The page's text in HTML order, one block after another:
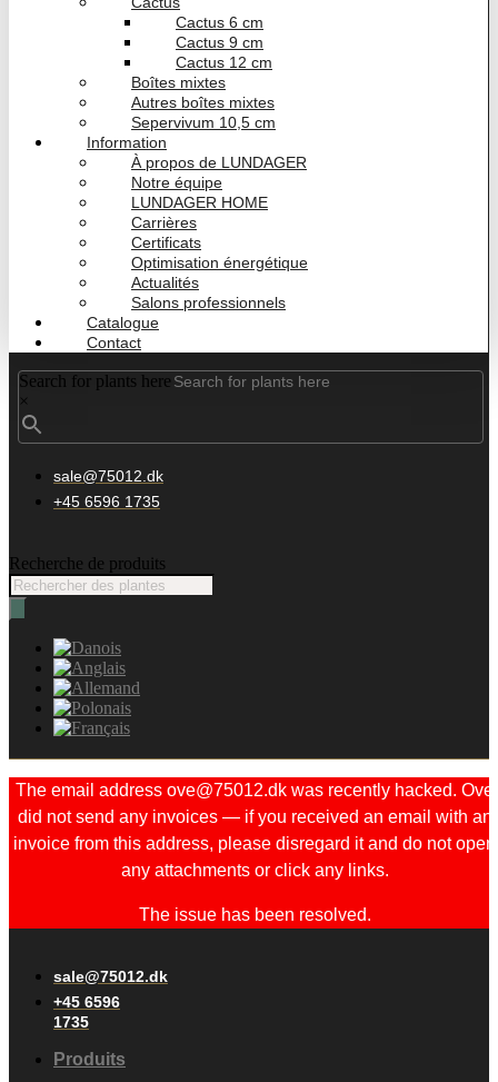
Cactus 6 cm
Cactus 9 cm
Cactus 12 cm
Boîtes mixtes
Autres boîtes mixtes
Sepervivum 10,5 cm
Information
À propos de LUNDAGER
Notre équipe
LUNDAGER HOME
Carrières
Certificats
Optimisation énergétique
Actualités
Salons professionnels
Catalogue
Contact
Search for plants here
×
sale@75012.dk
+45 6596 1735
Recherche de produits
The email address ove@75012.dk was recently hacked. Ove
did not send any invoices — if you received an email with an
invoice from this address, please disregard it and do not open
any attachments or click any links.
The issue has been resolved.
sale@75012.dk
+45 6596
1735
Produits